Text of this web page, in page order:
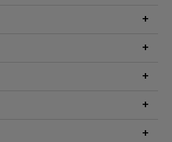
tienda en línea de BenQ
Shop